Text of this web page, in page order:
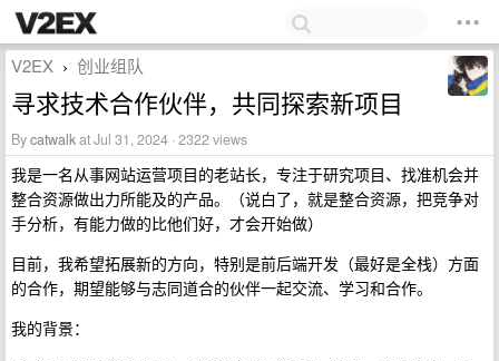
V2EX › 创业组队
寻求技术合作伙伴，共同探索新项目
Bycatwalkat Jul 31, 2024 · 2322 views
我是一名从事网站运营项目的老站长，专注于研究项目、找准机会并
整合资源做出力所能及的产品。（说白了，就是整合资源，把竞争对
手分析，有能力做的比他们好，才会开始做）
目前，我希望拓展新的方向，特别是前后端开发（最好是全栈）方面
的合作，期望能够与志同道合的伙伴一起交流、学习和合作。
我的背景：